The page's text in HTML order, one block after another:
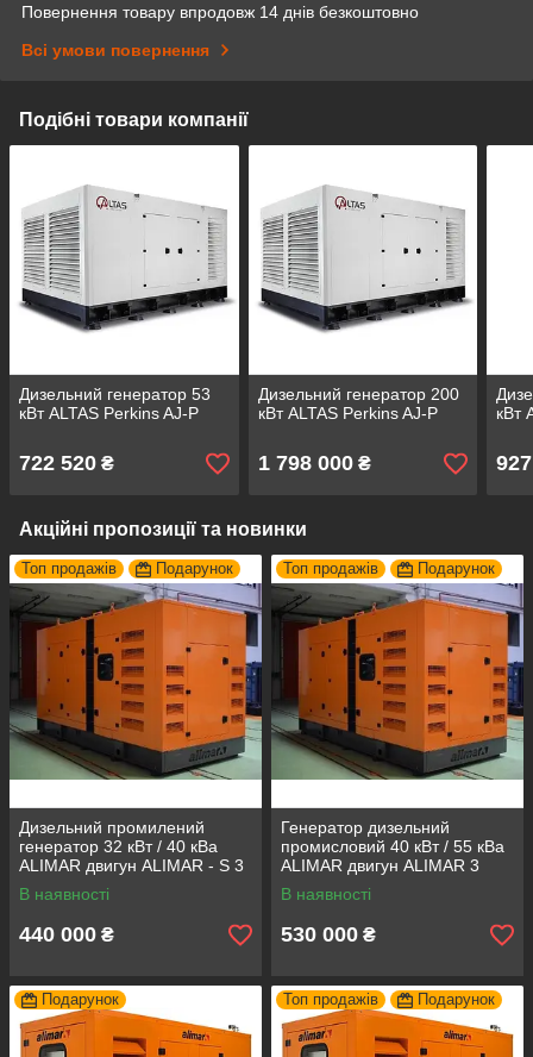
Повернення товару впродовж 14 днів безкоштовно
Всі умови повернення
Подібні товари компанії
Дизельний генератор 53
кВт ALTAS Perkins AJ-P
722 520 ₴
Дизельний генератор 200
кВт ALTAS Perkins AJ-P
1 798 000₴
кВт
Акційні пропозиції та новинки
Топ продажів Подарунок
Дизельний промилений
генератор 32 кВт / 40 кВа
ALIMAR двигун ALIMAR - S 3
фази 50Гц
В наявності
440 000 ₴
Топ продажів Подарунок
Генератор дизельний
промисловий 40 кВт / 55 кВа
ALIMAR двигун ALIMAR 3
фази Дизельна
електростанція
В наявності
530 000 ₴
Подарунок Топ продажів Подарунок